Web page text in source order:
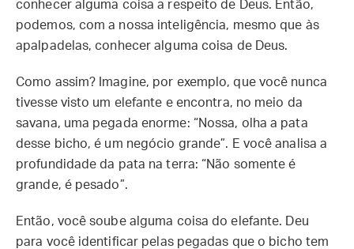
conhecer alguma coisa a respeito de Deus. Então,
podemos, com a nossa inteligência, mesmo que às
apalpadelas, conhecer alguma coisa de Deus.
Como assim? Imagine, por exemplo, que você nunca
tivesse visto um elefante e encontra, no meio da
savana, uma pegada enorme: “Nossa, olha a pata
desse bicho, é um negócio grande”. E você analisa a
profundidade da pata na terra: “Não somente é
grande, é pesado”.
Então, você soube alguma coisa do elefante. Deu
para você identificar pelas pegadas que o bicho tem